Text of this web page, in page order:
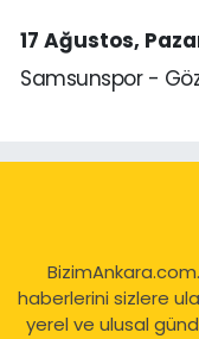
17 Ağustos,
Samsunspor -
haberlerini sizlere
yerel ve ulusal